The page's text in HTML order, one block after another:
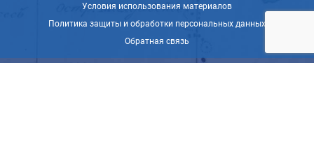
Условия использования материалов
Политика защиты и обработки персональных данных
Обратная связь